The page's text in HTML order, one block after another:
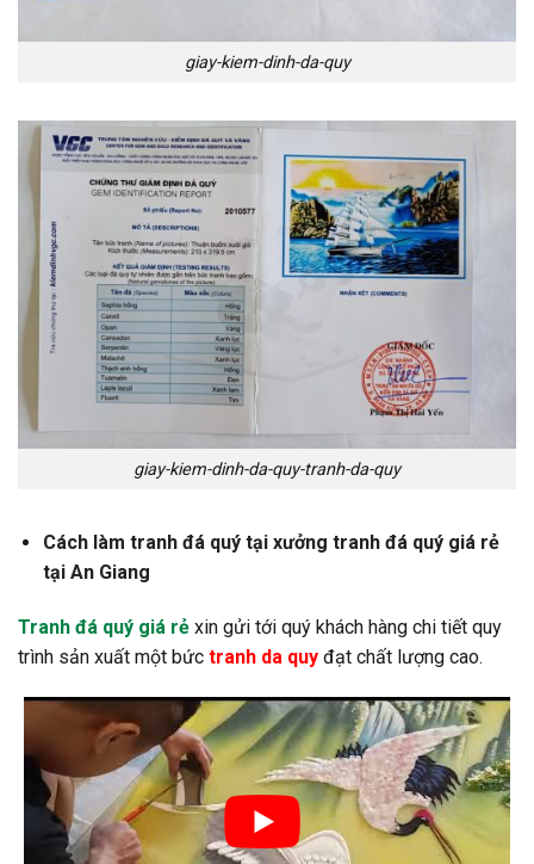
giay-kiem-dinh-da-quy
giay-kiem-dinh-da-quy-tranh-da-quy
Cách làm tranh đá quý tại xưởng tranh đá quý giá rẻ
tại An Giang
Tranh đá quý giá rẻ xin gửi tới quý khách hàng chi tiết quy
trình sản xuất một bức tranh da quy đạt chất lượng cao.